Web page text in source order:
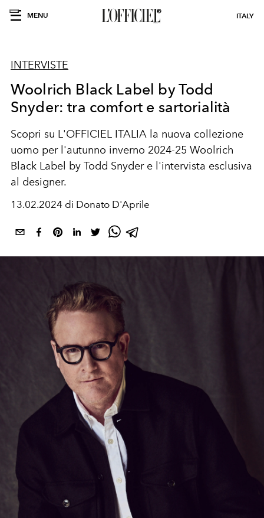
MENU ITALY
INTERVISTE
Woolrich Black Label by Todd
Snyder: tra comfort e sartorialità
Scopri su L'OFFICIEL ITALIA la nuova collezione
uomo per l'autunno inverno 2024-25 Woolrich
Black Label by Todd Snyder e l'intervista esclusiva
al designer.
13.02.2024 di Donato D'Aprile